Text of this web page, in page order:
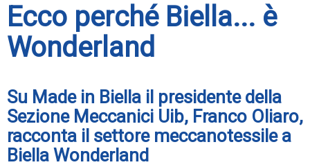
Ecco perché Biella... è
Wonderland
Su Made in Biella il presidente della
Sezione Meccanici Uib, Franco Oliaro,
racconta il settore meccanotessile a
Biella Wonderland